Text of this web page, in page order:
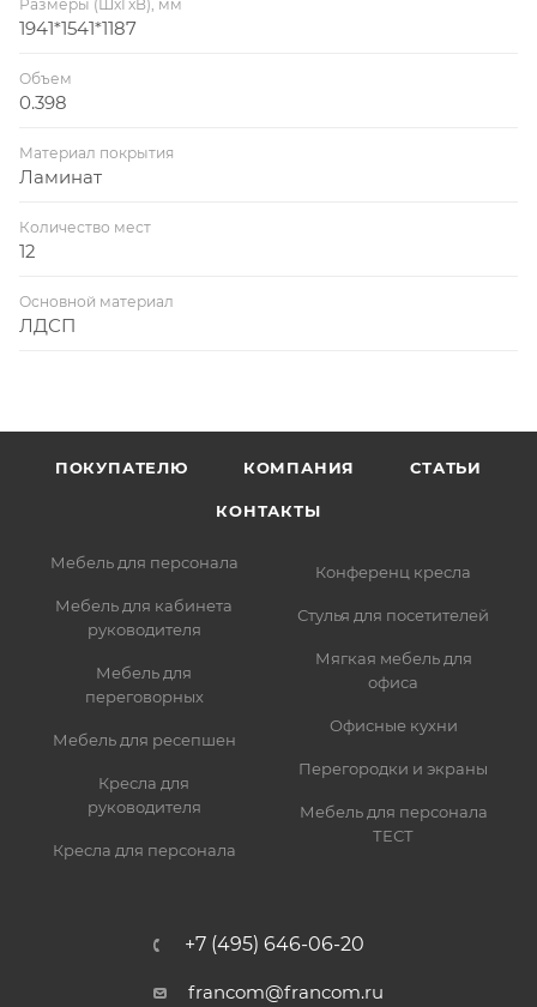
Размеры (ШхГхВ), мм
1941*1541*1187
Объем
0.398
Материал покрытия
Ламинат
Количество мест
12
Основной материал
ЛДСП
ПОКУПАТЕЛЮ КОМПАНИЯ СТАТЬИ
КОНТАКТЫ
Мебель для персонала
Мебель для кабинета
руководителя
Мебель для
переговорных
Мебель для ресепшен
Кресла для
руководителя
Кресла для персонала
Конференц кресла
Стулья для посетителей
Мягкая мебель для
офиса
Офисные кухни
Перегородки и экраны
Мебель для персонала
ТЕСТ
+7 (495) 646-06-20
francom@francom.ru